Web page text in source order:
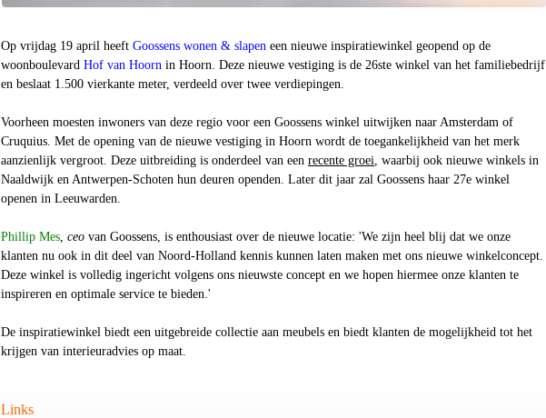
Op vrijdag 19 april heeft Goossens wonen & slapen een nieuwe inspiratiewinkel geopend op de
woonboulevard Hof van Hoorn in Hoorn. Deze nieuwe vestiging is de 26ste winkel van het familiebedrijf
en beslaat 1.500 vierkante meter, verdeeld over twee verdiepingen.
Voorheen moesten inwoners van deze regio voor een Goossens winkel uitwijken naar Amsterdam of
Cruquius. Met de opening van de nieuwe vestiging in Hoorn wordt de toegankelijkheid van het merk
aanzienlijk vergroot. Deze uitbreiding is onderdeel van een recente groei, waarbij ook nieuwe winkels in
Naaldwijk en Antwerpen-Schoten hun deuren openden. Later dit jaar zal Goossens haar 27e winkel
openen in Leeuwarden.
Phillip Mes, ceo van Goossens, is enthousiast over de nieuwe locatie: 'We zijn heel blij dat we onze
klanten nu ook in dit deel van Noord-Holland kennis kunnen laten maken met ons nieuwe winkelconcept.
Deze winkel is volledig ingericht volgens ons nieuwste concept en we hopen hiermee onze klanten te
inspireren en optimale service te bieden.'
De inspiratiewinkel biedt een uitgebreide collectie aan meubels en biedt klanten de mogelijkheid tot het
krijgen van interieuradvies op maat.
Links